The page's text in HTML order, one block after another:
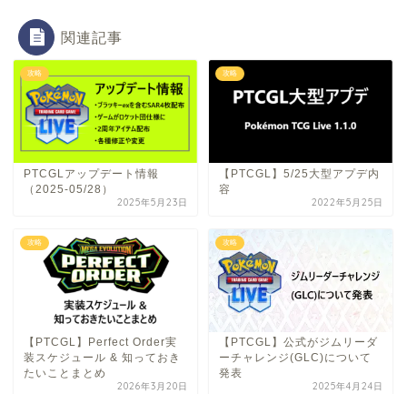
関連記事
攻略
PTCGLアップデート情報
（2025-05/28）
2025年5月23日
攻略
【PTCGL】5/25大型アプデ内
容
2022年5月25日
攻略
【PTCGL】Perfect Order実
装スケジュール & 知っておき
たいことまとめ
2026年3月20日
攻略
【PTCGL】公式がジムリーダ
ーチャレンジ(GLC)について
発表
2025年4月24日